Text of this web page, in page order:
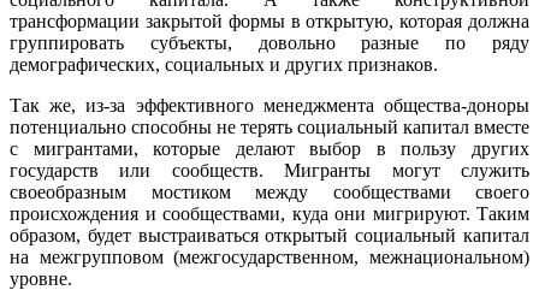
трансформации закрытой формы в открытую, которая должна
группировать субъекты, довольно разные по ряду
демографических, социальных и других признаков.
Так же, из-за эффективного менеджмента общества-доноры
потенциально способны не терять социальный капитал вместе
с мигрантами, которые делают выбор в пользу других
государств или сообществ. Мигранты могут служить
своеобразным мостиком между сообществами своего
происхождения и сообществами, куда они мигрируют. Таким
образом, будет выстраиваться открытый социальный капитал
на межгрупповом (межгосударственном, межнациональном)
уровне.